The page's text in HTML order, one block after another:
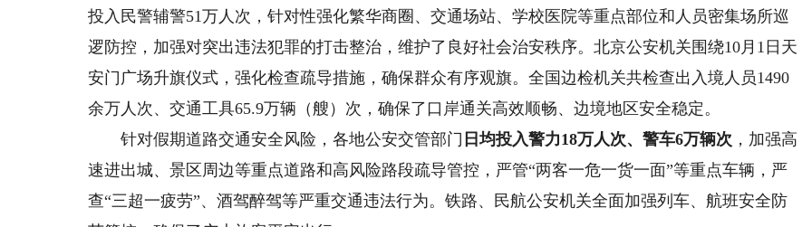
投入民警辅警51万人次，针对性强化繁华商圈、交通场站、学校医院等重点部位和人员密集场所巡
逻防控，加强对突出违法犯罪的打击整治，维护了良好社会治安秩序。北京公安机关围绕10月1日天
安门广场升旗仪式，强化检查疏导措施，确保群众有序观旗。全国边检机关共检查出入境人员1490
余万人次、交通工具65.9万辆（艘）次，确保了口岸通关高效顺畅、边境地区安全稳定。
针对假期道路交通安全风险，各地公安交管部门 日均投入警力18万人次、警车6万辆次 ，加强高
速进出城、景区周边等重点道路和高风险路段疏导管控，严管“两客一危一货一面”等重点车辆，严
查“三超一疲劳”、酒驾醉驾等严重交通违法行为。铁路、民航公安机关全面加强列车、航班安全防